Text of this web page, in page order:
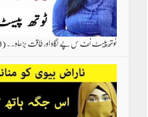
ٹوتھ پیسٹ نف س پے لگاو اور طاقت بڑھاو۔۔(5,879)